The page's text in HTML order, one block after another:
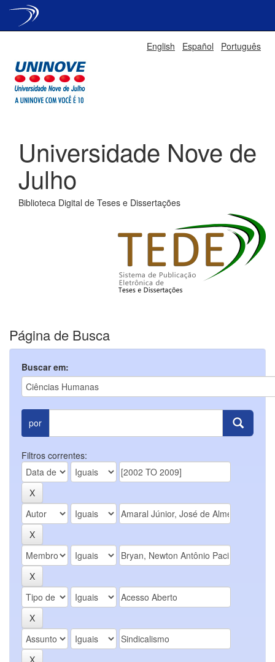
English Español Português
Universidade Nove de
Julho
Biblioteca Digital de Teses e Dissertações
Página de Busca
Buscar em:
por
Filtros correntes: